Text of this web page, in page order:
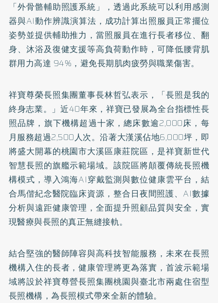
「外骨骼輔助照護系統」，透過此系統可以利用感測
器與AI動作辨識演算法，成功計算出照服員正常擺位
姿勢並提供輔助推力，當照服員在進行長者移位、翻
身、沐浴及復健支援等高負荷動作時，可降低腰背肌
群用力高達 94%，避免長期肌肉疲勞與職業傷害。
祥寶尊榮長照集團董事長林哲弘表示，「長照是我的
終身志業。」近40年來，祥寶已發展為全台指標性長
照品牌，旗下機構超過十家，總床數逾2,000床，每
月服務超過2,500人次。沿著大漢溪佔地6,000坪，即
將盛大開幕的桃園市大溪區康莊院區，是祥寶新世代
智慧長照的旗艦示範場域。該院區將顛覆傳統長照機
構模式，導入鴻海AI穿戴監測與數位健康雲平台，結
合馬偕紀念醫院臨床資源，整合日夜間照護、AI數據
分析與遠距健康管理，全面提升照顧品質與安全，實
現醫療與長照的真正無縫接軌。
結合堅強的醫師陣容與高科技智能服務，未來在長照
機構入住的長者，健康管理將更為落實，首波示範場
域將設於祥寶尊營長照集團桃園與臺北市兩處住宿型
長照機構，為長照模式帶來全新的體驗。